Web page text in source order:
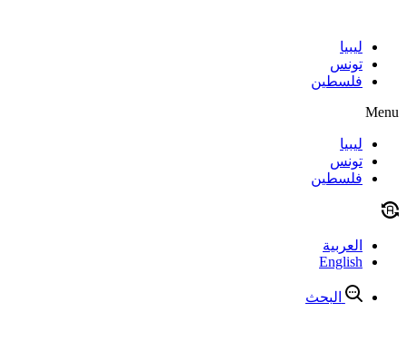
contentليبيا
تونس
فلسطين
Menu
ليبيا
تونس
فلسطين
العربية
English
البحث